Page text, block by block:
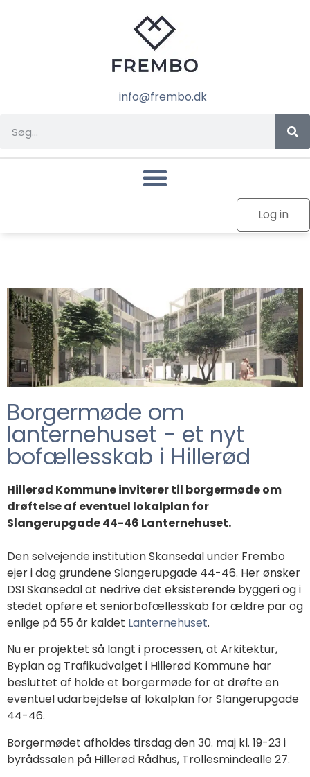
info@frembo.dk
Log in
Borgermøde om
lanternehuset - et nyt
bofællesskab i Hillerød
Hillerød Kommune inviterer til borgermøde om
drøftelse af eventuel lokalplan for
Slangerupgade 44-46 Lanternehuset.
Den selvejende institution Skansedal under Frembo
ejer i dag grundene Slangerupgade 44-46. Her ønsker
DSI Skansedal at nedrive det eksisterende byggeri og i
stedet opføre et seniorbofællesskab for ældre par og
enlige på 55 år kaldet Lanternehuset.
Nu er projektet så langt i processen, at Arkitektur,
Byplan og Trafikudvalget i Hillerød Kommune har
besluttet af holde et borgermøde for at drøfte en
eventuel udarbejdelse af lokalplan for Slangerupgade
44-46.
Borgermødet afholdes tirsdag den 30. maj kl. 19-23 i
byrådssalen på Hillerød Rådhus, Trollesmindealle 27.